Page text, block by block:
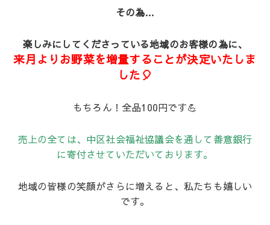
その為…
楽しみにしてくださっている地域のお客様の為に、
来月よりお野菜を増量することが決定いたしま
した🎈
もちろん！全品100円です💪
売上の全ては、中区社会福祉協議会を通して善意銀行
に寄付させていただいております。
地域の皆様の笑顔がさらに増えると、私たちも嬉しい
です。